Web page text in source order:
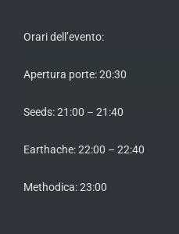
Orari dell’evento:
Apertura porte: 20:30
Seeds: 21:00 – 21:40
Earthache: 22:00 – 22:40
Methodica: 23:00